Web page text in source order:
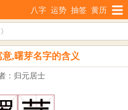
八字 运势 抽签 黄历
〉
,曙芽名字的含义
：归元居士